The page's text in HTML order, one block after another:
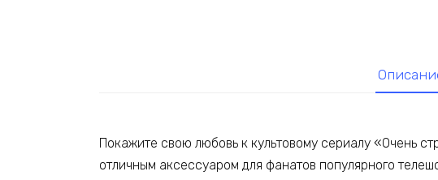
Покажите свою любовь к культовому сериалу «Очень
отличным аксессуаром для фанатов популярного